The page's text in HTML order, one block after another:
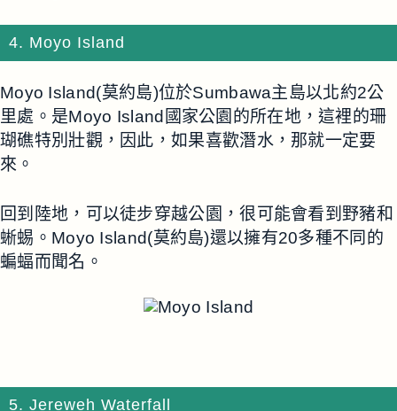
4. Moyo Island
Moyo Island(莫約島)位於Sumbawa主島以北約2公
里處。是Moyo Island國家公園的所在地，這裡的珊
瑚礁特別壯觀，因此，如果喜歡潛水，那就一定要
來。
回到陸地，可以徒步穿越公園，很可能會看到野豬和
蜥蜴。Moyo Island(莫約島)還以擁有20多種不同的
蝙蝠而聞名。
5. Jereweh Waterfall